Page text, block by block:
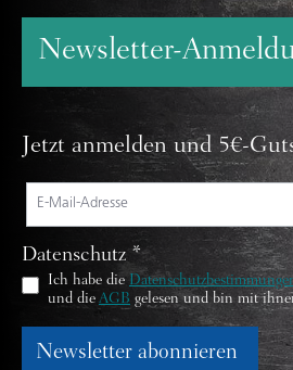
Newsletter-
Jetzt anmelden und 5€-
Datenschutz *
Ich habe die
und die AGB gelesen und bin mit
Newsletter abonnieren